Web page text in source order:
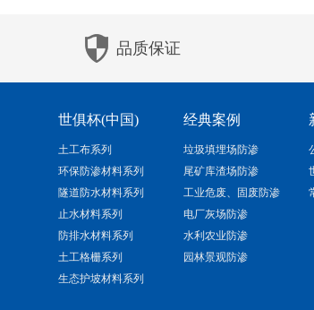
品质保证
世俱杯(中国)
土工布系列
环保防渗材料系列
隧道防水材料系列
止水材料系列
防排水材料系列
土工格栅系列
生态护坡材料系列
经典案例
垃圾填埋场防渗
尾矿库渣场防渗
工业危废、固废防渗
电厂灰场防渗
水利农业防渗
园林景观防渗